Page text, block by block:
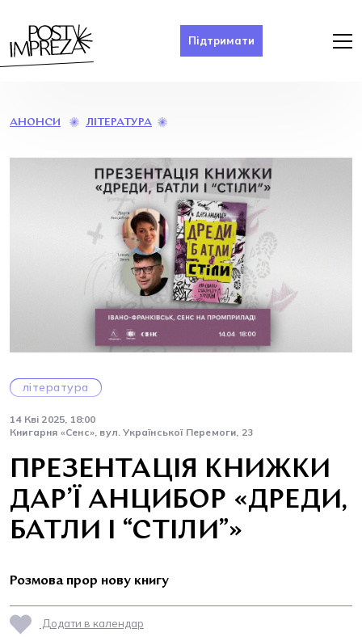
Підтримати
АНОНСИ ЛІТЕРАТУРА
АНЦИБОР
«ДРЕДИ,
БАТЛИ
“СТІЛИ”»
література
14 Кві 2025, 18:00
Книгарня «Сенс», вул. Української Перемоги, 23
ПРЕЗЕНТАЦІЯ КНИЖКИ
ДАР’Ї АНЦИБОР «ДРЕДИ,
БАТЛИ І “СТІЛИ”»
Розмова прор нову книгу
Додати в календар